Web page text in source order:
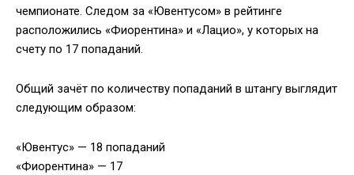
чемпионате. Следом за «Ювентусом» в рейтинге
расположились «Фиорентина» и «Лацио», у которых на
счету по 17 попаданий.
Общий зачёт по количеству попаданий в штангу выглядит
следующим образом:
«Ювентус» — 18 попаданий
«Фиорентина» — 17